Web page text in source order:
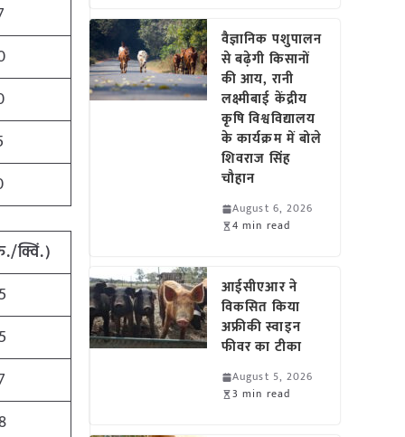
क्विं.)
वैज्ञानिक पशुपालन
से बढ़ेगी किसानों
की आय, रानी
लक्ष्मीबाई केंद्रीय
कृषि विश्वविद्यालय
के कार्यक्रम में बोले
शिवराज सिंह
चौहान
August 6, 2026
4 min read
आईसीएआर ने
विकसित किया
अफ्रीकी स्वाइन
फीवर का टीका
August 5, 2026
3 min read